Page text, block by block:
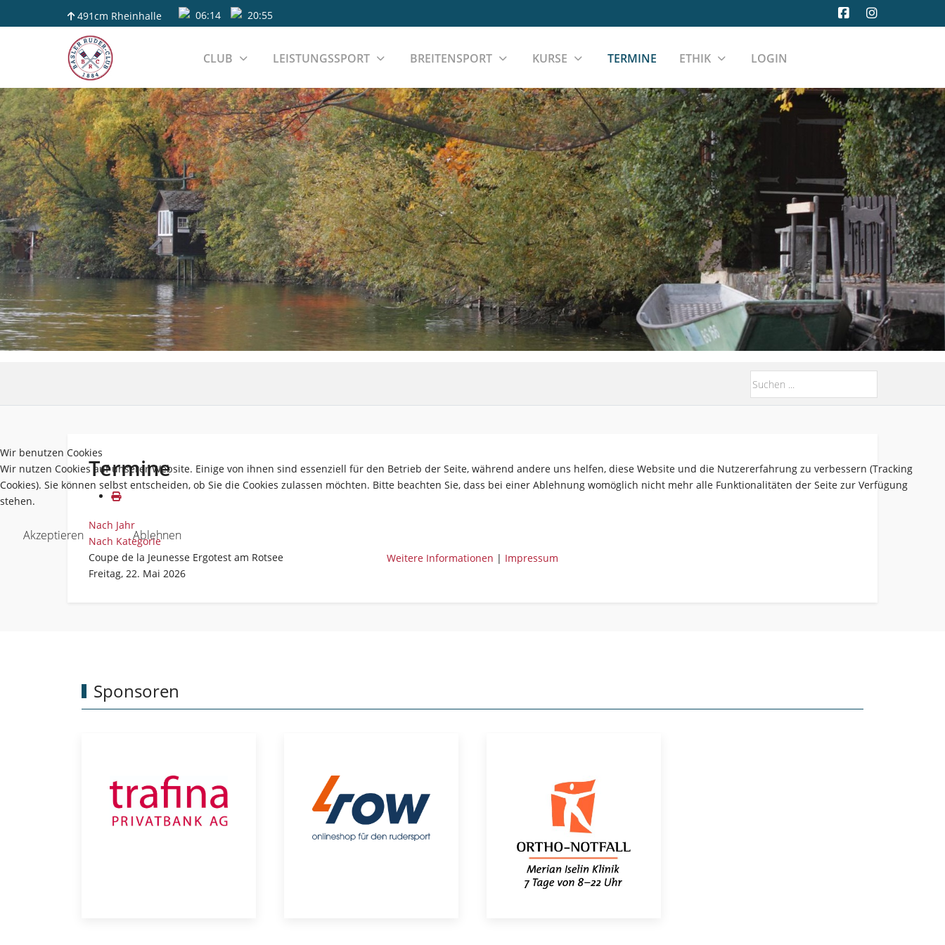
491cm Rheinhalle 06:14 20:55
CLUB LEISTUNGSSPORT BREITENSPORT KURSE TERMINE ETHIK LOGIN
Termine
Nach Jahr
Nach Kategorie
Coupe de la Jeunesse Ergotest am Rotsee
Freitag, 22. Mai 2026
Sponsoren
Wir benutzen Cookies
Wir nutzen Cookies auf unserer Website. Einige von ihnen sind essenziell für den Betrieb der Seite, während andere uns helfen, diese Website und die Nutzererfahrung zu verbessern (Tracking
Cookies). Sie können selbst entscheiden, ob Sie die Cookies zulassen möchten. Bitte beachten Sie, dass bei einer Ablehnung womöglich nicht mehr alle Funktionalitäten der Seite zur Verfügung
stehen.
Akzeptieren Ablehnen
Weitere Informationen | Impressum